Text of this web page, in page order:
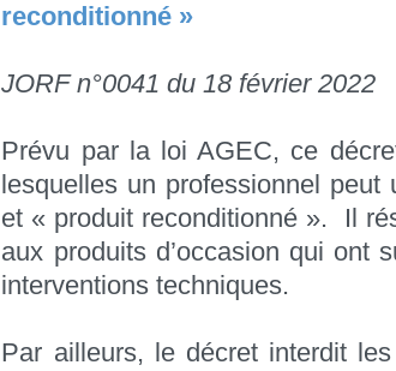
reconditionné »
JORF n°0041 du 18 février 2022
Prévu par la loi AGEC, ce
lesquelles un professionnel
et « produit reconditionné ». Il
aux produits d’occasion qui ont
interventions techniques.
Par ailleurs, le décret interdit